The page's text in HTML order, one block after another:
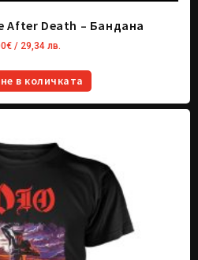
After Death – Бандана
€ / 29,34 лв.
в количката